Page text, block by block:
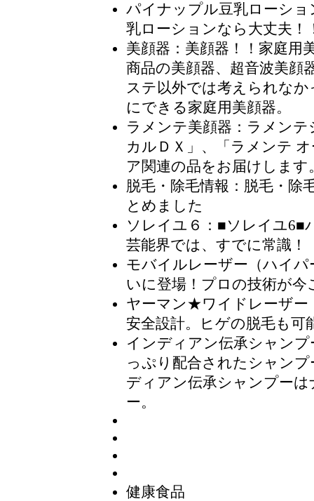
パイナップル豆乳ローショ
乳ローションなら大丈夫！
美顔器 ：美顔器！！家庭
商品の美顔器、超音波美顔
ステ以外では考えられな
にできる家庭用美顔器。
ラメンテ美顔器 ：ラメン
カルＤＸ」、「ラメンテ
ア関連の品をお届けします
脱毛・除毛情報 ：脱毛・除
とめました
ソレイユ６ ：■ソレイユ
芸能界では、すでに常識！
モバイルレーザー（ハイパ
いに登場！プロの技術が今
ヤーマン★ワイドレーザー
安全設計。ヒゲの脱毛も可
インディアン伝承シャンプ
っぷり配合されたシャン
ディアン伝承シャンプー
ー。
健康食品